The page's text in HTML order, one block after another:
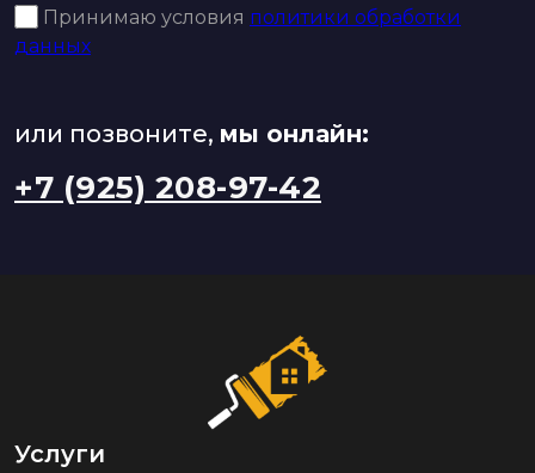
Принимаю условия политики обработки
данных
или позвоните, мы онлайн:
+7 (925) 208-97-42
Услуги